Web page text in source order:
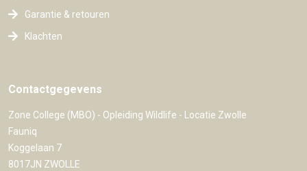
Garantie & retouren
Klachten
Contactgegevens
Zone College (MBO) - Opleiding Wildlife - Locatie Zwolle
Fauniq
Koggelaan 7
8017JN ZWOLLE